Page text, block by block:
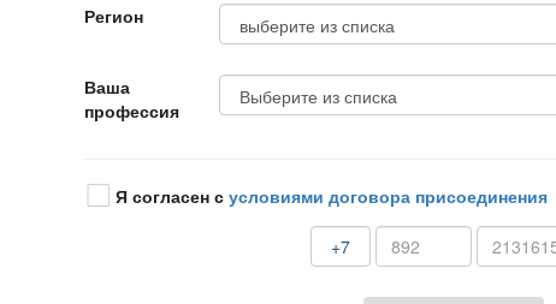
Регион
аша
профессия
Я согласен с условиями договора присоединения
+7